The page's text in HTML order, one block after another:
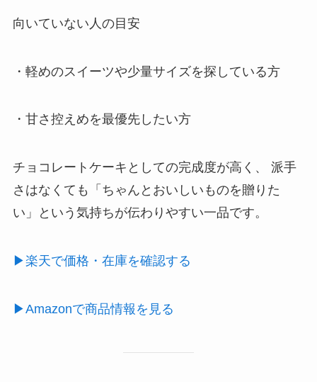
向いていない人の目安
・軽めのスイーツや少量サイズを探している方
・甘さ控えめを最優先したい方
チョコレートケーキとしての完成度が高く、 派手
さはなくても「ちゃんとおいしいものを贈りた
い」という気持ちが伝わりやすい一品です。
▶楽天で価格・在庫を確認する
▶Amazonで商品情報を見る